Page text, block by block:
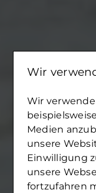
Wir
Wir
Medien
unsere
Einwilligung
unsere
fortzufahren